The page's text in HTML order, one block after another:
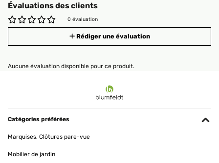
Évaluations des clients
0 évaluation
Rédiger une évaluation
Aucune évaluation disponible pour ce produit.
Catégories préférées
Marquises, Clôtures pare-vue
Mobilier de jardin